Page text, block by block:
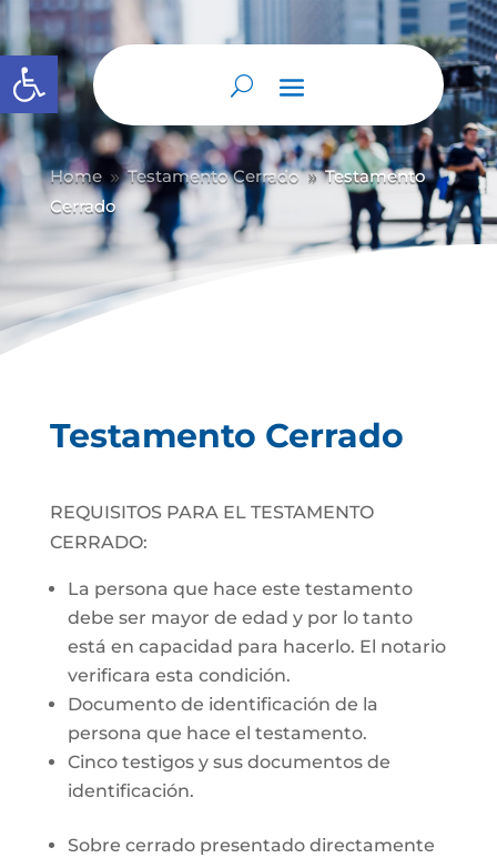
Abrir barra de herramientas
Home 9 Testamento Cerrado 9 Testamento
Cerrado
Testamento Cerrado
REQUISITOS PARA EL TESTAMENTO
CERRADO:
La persona que hace este testamento
debe ser mayor de edad y por lo tanto
está en capacidad para hacerlo. El notario
verificara esta condición.
Documento de identificación de la
persona que hace el testamento.
Cinco testigos y sus documentos de
identificación.
Sobre cerrado presentado directamente